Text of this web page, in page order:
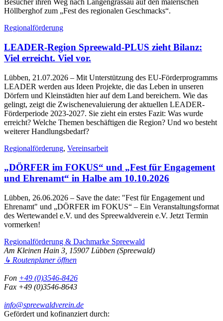
Besucher ihren Weg nach Langengrassau auf den malerischen
Höllberghof zum „Fest des regionalen Geschmacks“.
Regionalförderung
LEADER-Region Spreewald-PLUS zieht Bilanz:
Viel erreicht. Viel vor.
Lübben, 21.07.2026 – Mit Unterstützung des EU-Förderprogramms
LEADER werden aus Ideen Projekte, die das Leben in unseren
Dörfern und Kleinstädten hier auf dem Land bereichern. Wie das
gelingt, zeigt die Zwischenevaluierung der aktuellen LEADER-
Förderperiode 2023-2027. Sie zieht ein erstes Fazit: Was wurde
erreicht? Welche Themen beschäftigen die Region? Und wo besteht
weiterer Handlungsbedarf?
Regionalförderung, Vereinsarbeit
„DÖRFER im FOKUS“ und „Fest für Engagement
und Ehrenamt“ in Halbe am 10.10.2026
Lübben, 26.06.2026 – Save the date: "Fest für Engagement und
Ehrenamt" und „DÖRFER im FOKUS“ – Ein Veranstaltungsformat
des Wertewandel e.V. und des Spreewaldverein e.V. Jetzt Termin
vormerken!
Regionalförderung & Dachmarke Spreewald
Am Kleinen Hain 3, 15907 Lübben (Spreewald)
↳ Routenplaner öffnen
Fon +49 (0)3546-8426
Fax +49 (0)3546-8643
info@spreewaldverein.de
Gefördert und kofinanziert durch: